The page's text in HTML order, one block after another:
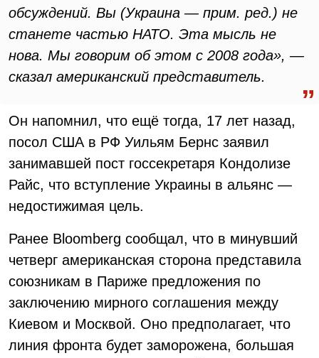
обсуждений. Вы (Украина — прим. ред.) не
станете частью НАТО. Эта мысль не
нова. Мы говорим об этом с 2008 года», —
сказал американский представитель.
Он напомнил, что ещё тогда, 17 лет назад,
посол США в РФ Уильям Бернс заявил
занимавшей пост госсекретаря Кондолизе
Райс, что вступление Украины в альянс —
недостижимая цель.
Ранее Bloomberg сообщал, что в минувший
четверг американская сторона представила
союзникам в Париже предложения по
заключению мирного соглашения между
Киевом и Москвой. Оно предполагает, что
линия фронта будет заморожена, большая